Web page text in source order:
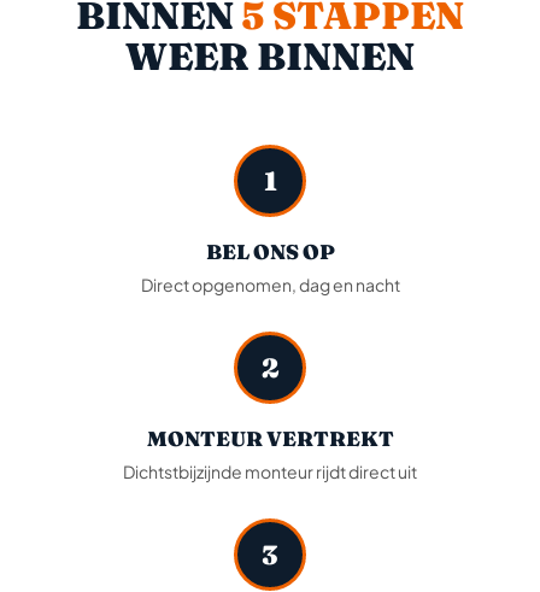
BINNEN5 STAPPEN
WEER BINNEN
1
BEL ONS OP
Direct opgenomen, dag en nacht
2
MONTEUR VERTREKT
Dichtstbijzijnde monteur rijdt direct uit
3